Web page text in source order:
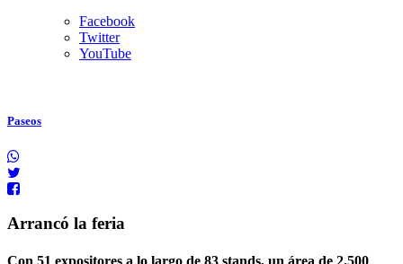
Facebook
Twitter
YouTube
Paseos
Arrancó la feria
Con 51 expositores a lo largo de 83 stands, un área de 2.500